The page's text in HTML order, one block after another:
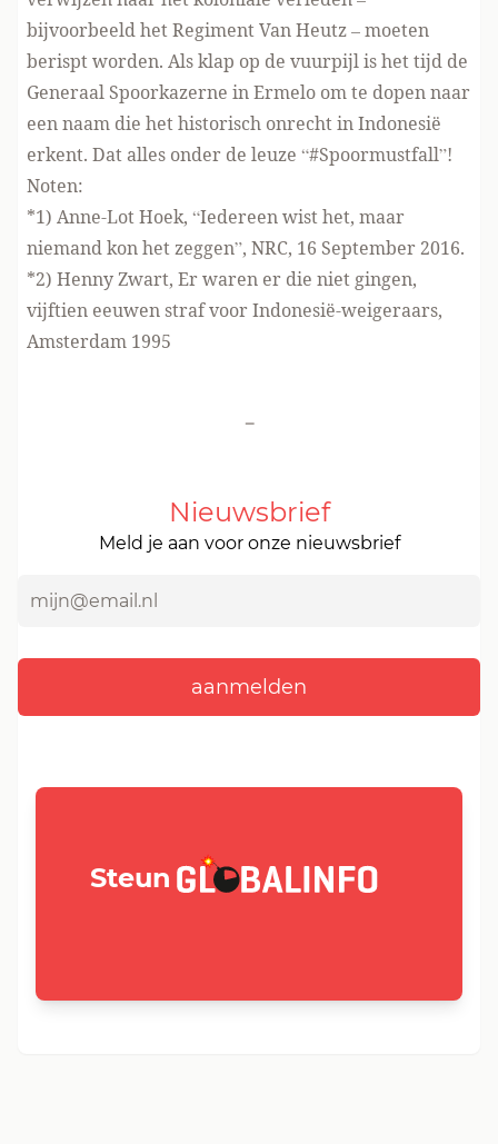
bijvoorbeeld het Regiment Van Heutz – moeten
berispt worden. Als klap op de vuurpijl is het tijd de
Generaal Spoorkazerne in Ermelo om te dopen naar
een naam die het historisch onrecht in Indonesië
erkent. Dat alles onder de leuze “#Spoormustfall”!
Noten:
*1) Anne-Lot Hoek, “Iedereen wist het, maar
niemand kon het zeggen”, NRC, 16 September 2016.
*2) Henny Zwart, Er waren er die niet gingen,
vijftien eeuwen straf voor Indonesië-weigeraars,
Amsterdam 1995
-
Nieuwsbrief
Meld je aan voor onze nieuwsbrief
Steun GLOBALINFO.nl